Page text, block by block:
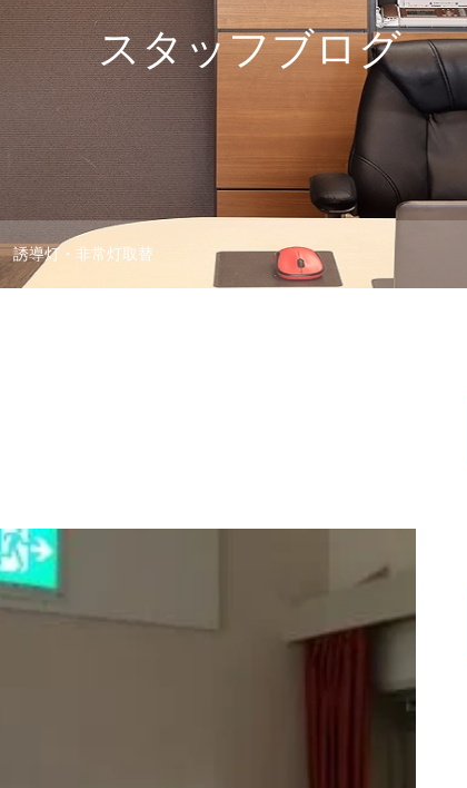
スタッフブログ
誘導灯・非常灯取替